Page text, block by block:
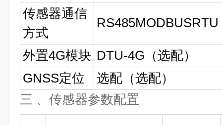
传感器通信
方式
RS485MODBUSRTU
外置4G模块 DTU-4G（选配）
GNSS定位
选配（选配）
三 、传感器参数配置